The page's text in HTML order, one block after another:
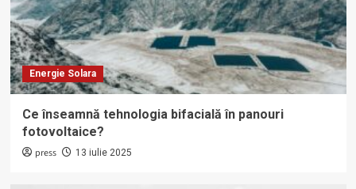
Energie Solara
Ce înseamnă tehnologia bifacială în panouri
fotovoltaice?
press 13 iulie 2025